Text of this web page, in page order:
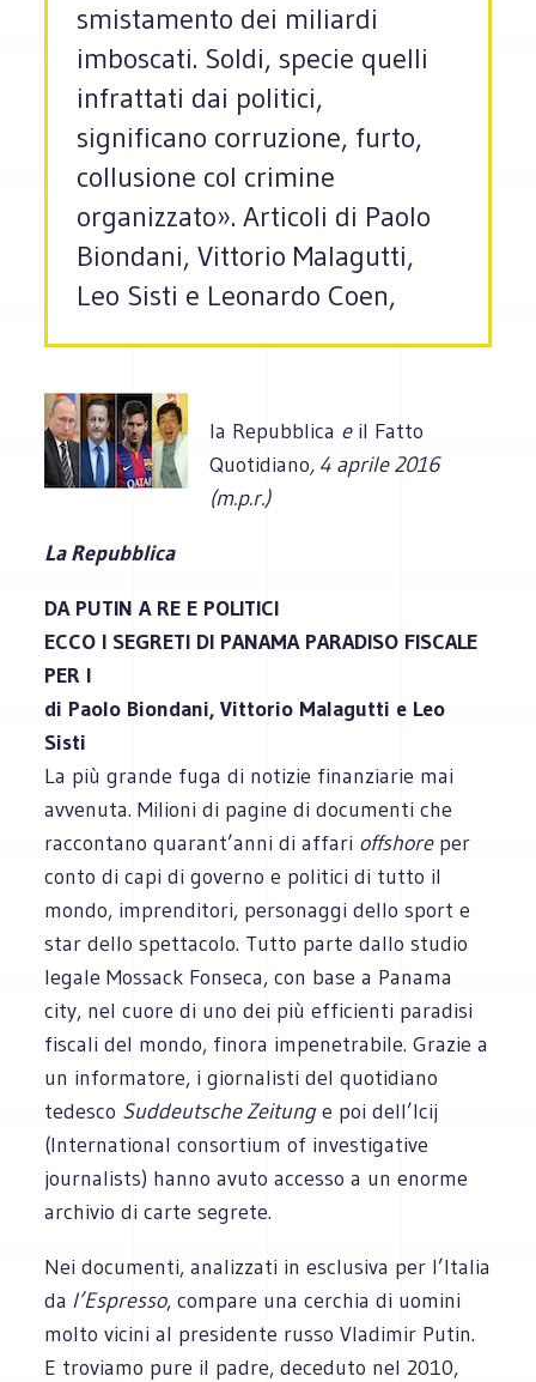
smistamento dei miliardi
imboscati. Soldi, specie quelli
infrattati dai politici,
significano corruzione, furto,
collusione col crimine
organizzato». Articoli di Paolo
Biondani, Vittorio Malagutti,
Leo Sisti e Leonardo Coen,
la Repubblica eil Fatto
Quotidiano, 4 aprile 2016
(m.p.r.)
La Repubblica
DA PUTIN A RE E POLITICI
ECCO I SEGRETI DI PANAMA PARADISO FISCALE
PER I
di Paolo Biondani, Vittorio Malagutti e Leo
Sisti
La più grande fuga di notizie finanziarie mai
avvenuta. Milioni di pagine di documenti che
raccontano quarant’anni di affari offshoreper
conto di capi di governo e politici di tutto il
mondo, imprenditori, personaggi dello sport e
star dello spettacolo. Tutto parte dallo studio
legale Mossack Fonseca, con base a Panama
city, nel cuore di uno dei più efficienti paradisi
fiscali del mondo, finora impenetrabile. Grazie a
un informatore, i giornalisti del quotidiano
tedesco Suddeutsche Zeitunge poi dell’Icij
(International consortium of investigative
journalists) hanno avuto accesso a un enorme
archivio di carte segrete.
Nei documenti, analizzati in esclusiva per l’Italia
da l’Espresso, compare una cerchia di uomini
molto vicini al presidente russo Vladimir Putin.
E troviamo pure il padre, deceduto nel 2010,